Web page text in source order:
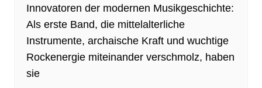
Innovatoren der modernen Musikgeschichte:
Als erste Band, die mittelalterliche
Instrumente, archaische Kraft und wuchtige
Rockenergie miteinander verschmolz, haben
sie